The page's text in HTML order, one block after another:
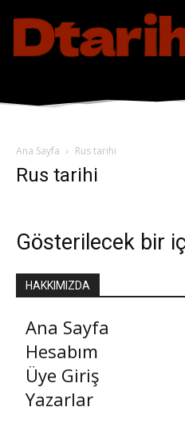
Ana Sayfa Rus tarihi
Rus tarihi
Gösterilecek bir
HAKKIMIZDA
Ana Sayfa
Hesabım
Üye Giriş
Yazarlar